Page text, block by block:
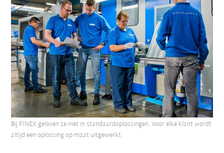
Bij FINEX geloven ze niet in standaardoplossingen. Voor elke klant wordt
altijd een oplossing op maat uitgewerkt.